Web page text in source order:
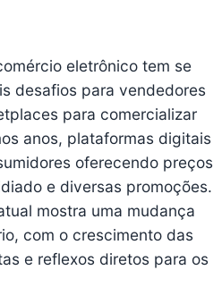
eletrônico tem se
desafios para vendedores
para comercializar
anos, plataformas digitais
oferecendo preços
e diversas promoções.
mostra uma mudança
com o crescimento das
e reflexos diretos para os